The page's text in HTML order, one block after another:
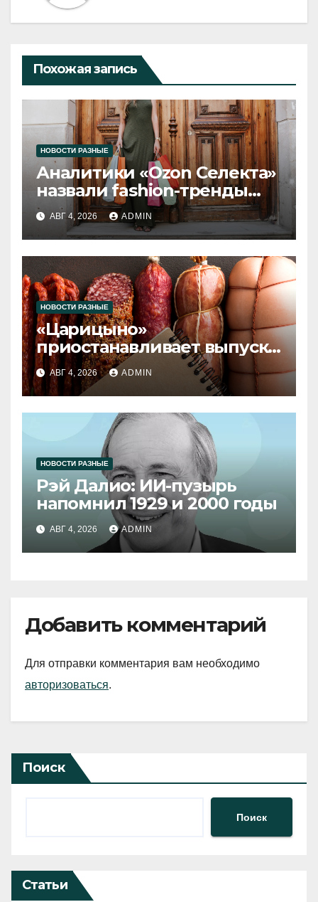
Похожая запись
НОВОСТИ РАЗНЫЕ
Аналитики «Ozon Селекта»
назвали fashion-тренды
2026 года
АВГ 4, 2026 ADMIN
НОВОСТИ РАЗНЫЕ
«Царицыно»
приостанавливает выпуск
продукции
АВГ 4, 2026 ADMIN
НОВОСТИ РАЗНЫЕ
Рэй Далио: ИИ-пузырь
напомнил 1929 и 2000 годы
АВГ 4, 2026 ADMIN
Добавить комментарий
Для отправки комментария вам необходимо
авторизоваться.
Поиск
Поиск
Статьи